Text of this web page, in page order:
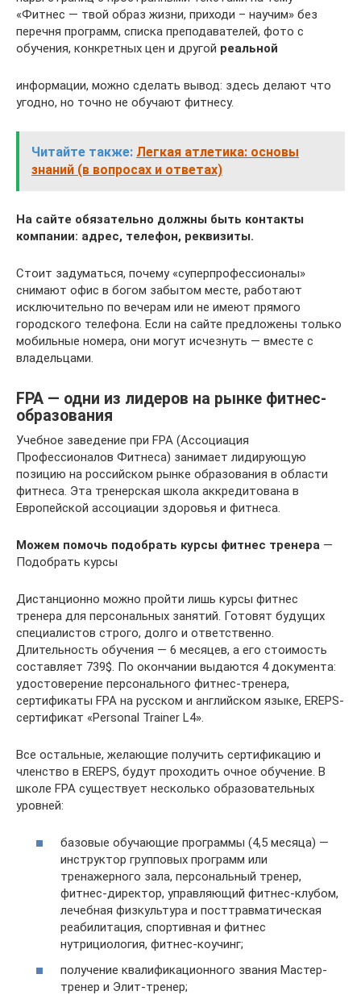
«Фитнес — твой образ жизни, приходи – научим» без
перечня программ, списка преподавателей, фото с
обучения, конкретных цен и другой реальной
информации, можно сделать вывод: здесь делают что
угодно, но точно не обучают фитнесу.
Читайте также: Легкая атлетика: основы
знаний (в вопросах и ответах)
На сайте обязательно должны быть контакты
компании: адрес, телефон, реквизиты.
Стоит задуматься, почему «суперпрофессионалы»
снимают офис в богом забытом месте, работают
исключительно по вечерам или не имеют прямого
городского телефона. Если на сайте предложены только
мобильные номера, они могут исчезнуть — вместе с
владельцами.
FPA — одни из лидеров на рынке фитнес-
образования
Учебное заведение при FPA (Ассоциация
Профессионалов Фитнеса) занимает лидирующую
позицию на российском рынке образования в области
фитнеса. Эта тренерская школа аккредитована в
Европейской ассоциации здоровья и фитнеса.
Можем помочь подобрать курсы фитнес тренера —
Подобрать курсы
Дистанционно можно пройти лишь курсы фитнес
тренера для персональных занятий. Готовят будущих
специалистов строго, долго и ответственно.
Длительность обучения — 6 месяцев, а его стоимость
составляет 739$. По окончании выдаются 4 документа:
удостоверение персонального фитнес-тренера,
сертификаты FPA на русском и английском языке, EREPS-
сертификат «Personal Trainer L4».
Все остальные, желающие получить сертификацию и
членство в EREPS, будут проходить очное обучение. В
школе FPA существует несколько образовательных
уровней:
базовые обучающие программы (4,5 месяца) —
инструктор групповых программ или
тренажерного зала, персональный тренер,
фитнес-директор, управляющий фитнес-клубом,
лечебная физкультура и посттравматическая
реабилитация, спортивная и фитнес
нутрициология, фитнес-коучинг;
получение квалификационного звания Мастер-
тренер и Элит-тренер;